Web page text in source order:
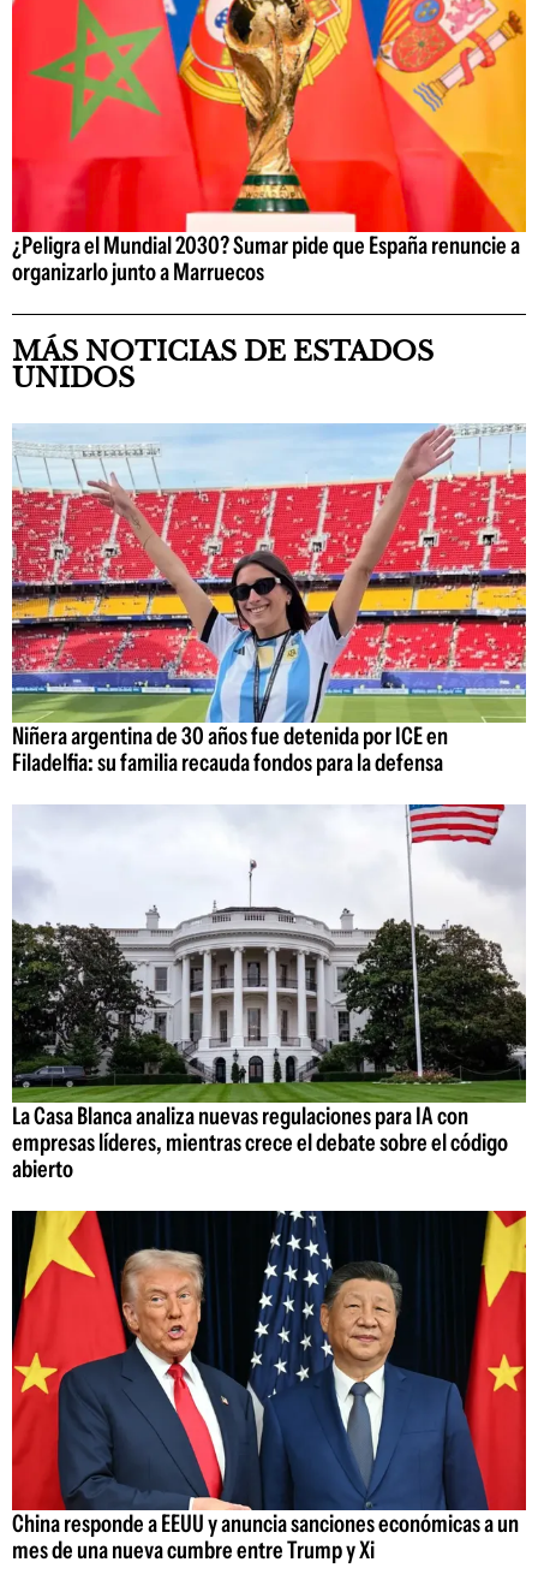
¿Peligra el Mundial 2030? Sumar pide que España renuncie a
organizarlo junto a Marruecos
MÁS NOTICIAS DE ESTADOS
UNIDOS
Niñera argentina de 30 años fue detenida por ICE en
Filadelfia: su familia recauda fondos para la defensa
La Casa Blanca analiza nuevas regulaciones para IA con
empresas líderes, mientras crece el debate sobre el código
abierto
China responde a EEUU y anuncia sanciones económicas a un
mes de una nueva cumbre entre Trump y Xi